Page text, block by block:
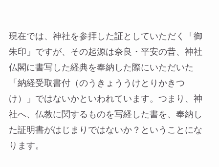
現在では、神社を参拝した証としていただく「御
朱印」ですが、その起源は奈良・平安の昔、神社
仏閣に書写した経典を奉納した際にいただいた
「納経受取書付（のうきょううけとりかきつ
け）」ではないかといわれています。つまり、神
社へ、仏教に関するものを写経した書を、奉納し
た証明書がはじまりではないか？ということにな
ります。